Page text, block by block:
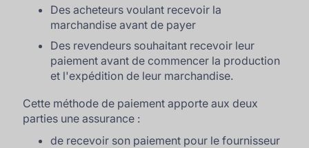
Des acheteurs voulant recevoir la
marchandise avant de payer
Des revendeurs souhaitant recevoir leur
paiement avant de commencer la production
et l'expédition de leur marchandise.
Cette méthode de paiement apporte aux deux
parties une assurance :
de recevoir son paiement pour le fournisseur